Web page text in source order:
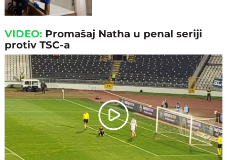
VIDEO: Promašaj Natha u penal seriji
protiv TSC-a
Play
Video